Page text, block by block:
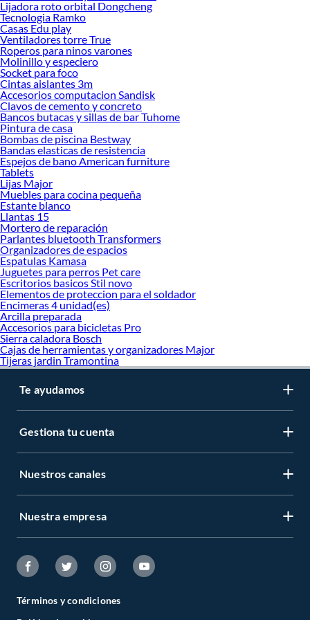
Al momento de tomar una decisión, es importante considerar el uso del espacio,
el estilo decorativo y el mantenimiento que estás dispuesto a realizar. Por
ejemplo, un cielo raso moderno puede incluir baldosas con acabados brillantes
o texturizados, ideales para ambientes contemporáneos. También puedes
explorar modelos de baldosas para cielo raso que aporten un toque elegante o
minimalista, según tus preferencias. En cuanto al cielo raso precio m2, este
puede variar dependiendo del tipo de instalación y los materiales seleccionados,
por lo que es recomendable revisar las opciones disponibles y comparar
beneficios.
Descubre cuál se adapta mejor a ti y transforma tus espacios con soluciones que
combinan diseño y funcionalidad. Explora nuestras colecciones disponibles y
encuentra el equilibrio perfecto entre estilo, calidad y precio. Conoce más sobre
sus beneficios y elige el cielo raso ideal para tu proyecto.
Complementa tu compra con estos productos:
Tabiquería
Masilla para drywall
Drywall
Masilla para juntas
Fibrocemento
Lijadora roto orbital Dongcheng
Tecnologia Ramko
Casas Edu play
Ventiladores torre True
Roperos para ninos varones
Molinillo y especiero
Socket para foco
Cintas aislantes 3m
Accesorios computacion Sandisk
Clavos de cemento y concreto
Bancos butacas y sillas de bar Tuhome
Pintura de casa
Bombas de piscina Bestway
Bandas elasticas de resistencia
Espejos de bano American furniture
Tablets
Lijas Major
Muebles para cocina pequeña
Estante blanco
Llantas 15
Mortero de reparación
Parlantes bluetooth Transformers
Organizadores de espacios
Espatulas Kamasa
Juguetes para perros Pet care
Escritorios basicos Stil novo
Elementos de proteccion para el soldador
Encimeras 4 unidad(es)
Arcilla preparada
Accesorios para bicicletas Pro
Sierra caladora Bosch
Cajas de herramientas y organizadores Major
Tijeras jardin Tramontina
Te ayudamos
Gestiona tu cuenta
Nuestros canales
Nuestra empresa
Términos y condiciones